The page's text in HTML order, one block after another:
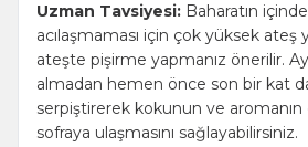
Uzman Tavsiyesi: Baharatın
acılaşmaması için çok yüksek
ateşte pişirme yapmanız önerilir.
almadan hemen önce son bir kat
serpiştirerek kokunun ve
sofraya ulaşmasını sağlayabilirsiniz.